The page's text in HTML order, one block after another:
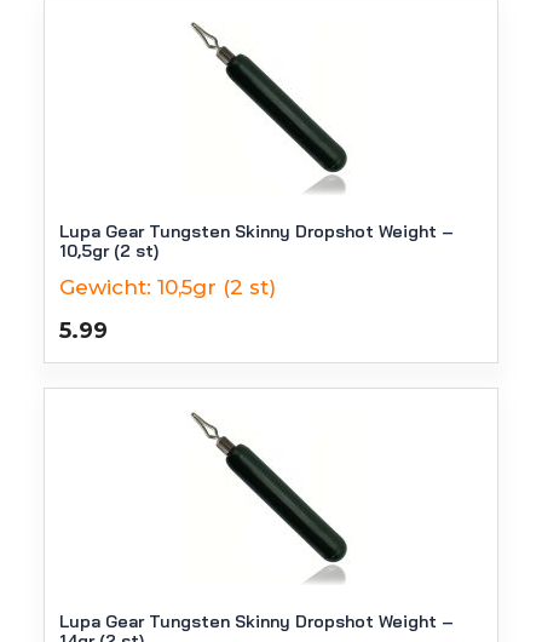
Lupa Gear Tungsten Skinny Dropshot Weight –
10,5gr (2 st)
Gewicht: 10,5gr (2 st)
5.99
Lupa Gear Tungsten Skinny Dropshot Weight –